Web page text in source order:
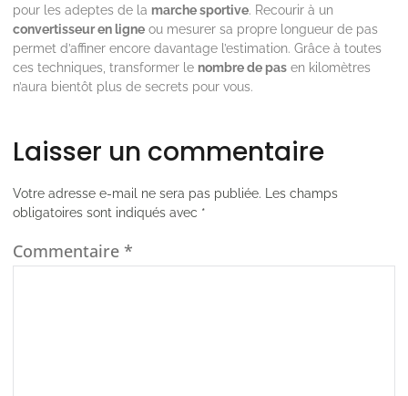
pour les adeptes de la marche sportive. Recourir à un
convertisseur en ligne ou mesurer sa propre longueur de pas
permet d’affiner encore davantage l’estimation. Grâce à toutes
ces techniques, transformer le nombre de pas en kilomètres
n’aura bientôt plus de secrets pour vous.
Laisser un commentaire
Votre adresse e-mail ne sera pas publiée. Les champs
obligatoires sont indiqués avec *
Commentaire *